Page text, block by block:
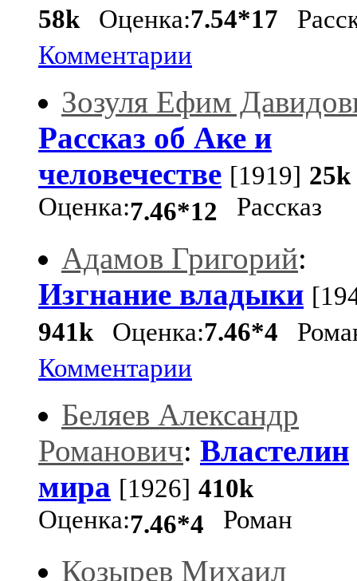
58kОценка:7.54*17
Комментарии
Зозуля Ефим
Рассказ об Аке и
человечестве [1919] 25k
Оценка:7.46*12
Рассказ
Адамов Григорий:
Изгнание владыки
941kОценка:7.46*4
Комментарии
Беляев Александр
Романович: Властелин
мира [1926] 410k
Оценка:7.46*4
Роман
Козырев Михаил